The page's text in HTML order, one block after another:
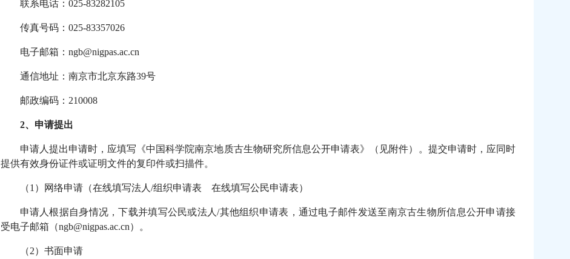
联系电话：025-83282105
传真号码：025-83357026
电子邮箱： ngb@nigpas.ac.cn
通信地址：南京市北京东路39号
邮政编码：210008
2、申请提出
申请人提出申请时，应填写《中国科学院南京地质古生物研究所信息公开申请表》（见附件）。提交申请时，应同时
提供有效身份证件或证明文件的复印件或扫描件。
（1）网络申请（在线填写法人/组织申请表 在线填写公民申请表）
申请人根据自身情况，下载并填写公民或法人/其他组织申请表，通过电子邮件发送至南京古生物所信息公开申请接
受电子邮箱（ngb@nigpas.ac.cn）。
（2）书面申请